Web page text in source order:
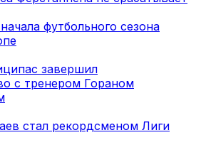
начала футбольного сезона
завершил
с тренером Гораном
стал рекордсменом Лиги